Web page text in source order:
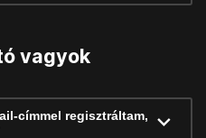
vagyok
címmel regisztráltam,